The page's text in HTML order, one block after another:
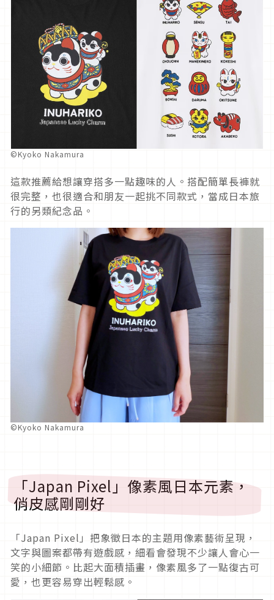
©Kyoko Nakamura
這款推薦給想讓穿搭多一點趣味的人。搭配簡單長褲就
很完整，也很適合和朋友一起挑不同款式，當成日本旅
行的另類紀念品。
©Kyoko Nakamura
「Japan Pixel」像素風日本元素，
俏皮感剛剛好
「Japan Pixel」把象徵日本的主題用像素藝術呈現，
文字與圖案都帶有遊戲感，細看會發現不少讓人會心一
笑的小細節。比起大面積插畫，像素風多了一點復古可
愛，也更容易穿出輕鬆感。